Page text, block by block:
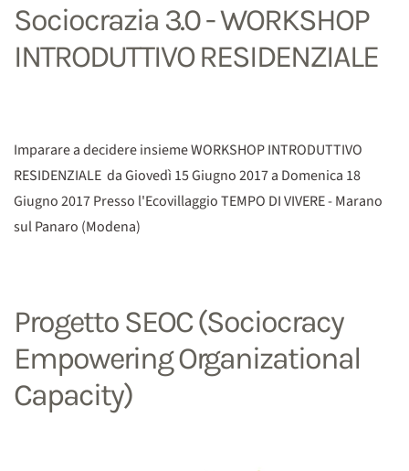
Sociocrazia 3.0 - WORKSHOP
INTRODUTTIVO RESIDENZIALE
Imparare a decidere insieme WORKSHOP INTRODUTTIVO
RESIDENZIALE da Giovedì 15 Giugno 2017 a Domenica 18
Giugno 2017 Presso l'Ecovillaggio TEMPO DI VIVERE - Marano
sul Panaro (Modena)
Progetto SEOC (Sociocracy
Empowering Organizational
Capacity)